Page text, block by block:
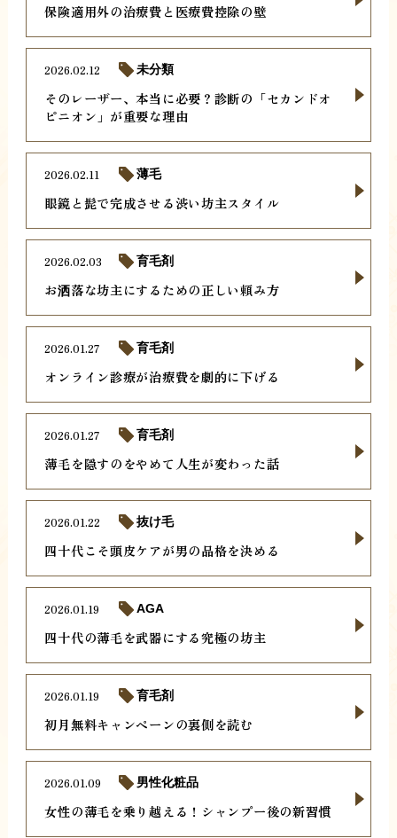
保険適用外の治療費と医療費控除の壁
そのレーザー、本当に必要？診断の「セカンドオ
ピニオン」が重要な理由
2026.02.12 未分類
眼鏡と髭で完成させる渋い坊主スタイル
2026.02.11 薄毛
お洒落な坊主にするための正しい頼み方
2026.02.03 育毛剤
オンライン診療が治療費を劇的に下げる
2026.01.27 育毛剤
薄毛を隠すのをやめて人生が変わった話
2026.01.27 育毛剤
四十代こそ頭皮ケアが男の品格を決める
2026.01.22 抜け毛
四十代の薄毛を武器にする究極の坊主
2026.01.19 AGA
初月無料キャンペーンの裏側を読む
2026.01.19 育毛剤
女性の薄毛を乗り越える！シャンプー後の新習慣
2026.01.09 男性化粧品